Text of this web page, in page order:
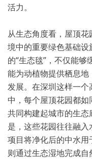
活力。
从生态角度看，屋顶
境中的重要绿色基础
的“生态毯”，不仅能够
能为动植物提供栖息
发展。在深圳这样一
中，每个屋顶花园都如
共同构建起城市的生
是，这些花园往往融
项目将净化后的中水
则通过生态湿地完成